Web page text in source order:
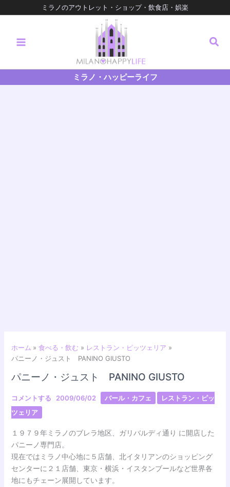
容
ミラノのアウトレット・ショップ・飲食店・娯楽
検
ミラノ・ハッピーライフ
ホーム 食べる・飲む
レストラン・ピッツェリア
パニーノ・ジュスト PANINO GIUSTO
パニーノ・ジュスト PANINO GIUSTO
コメントする 2009/06/02 バール・カフェ
レストラン・ピッ
ツェリア
１９７９年ミラノのブレラ地区、ガリバルディ通り に開店した
パニーノ専門店。
現在ではミラノ中心地に５店舗、北イタリアンのショッピング
センターに２１店舗、東京・横浜・イスタンブールなど世界各
地にもチェーン展開しています。